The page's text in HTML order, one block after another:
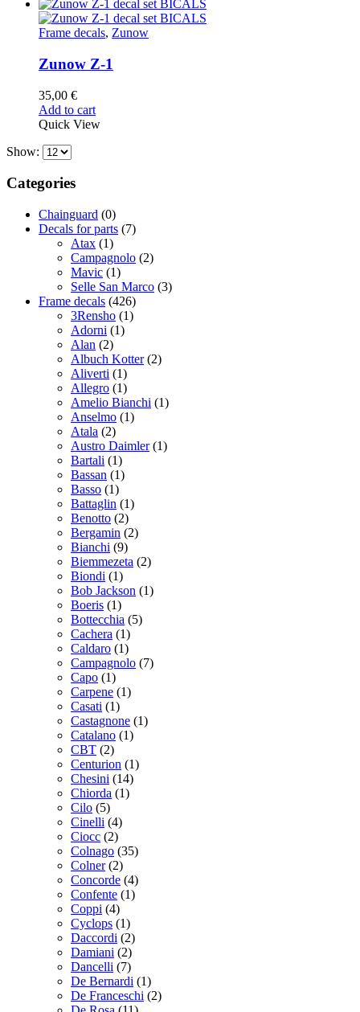
Frame decals, Zunow
Zunow Z-1
35,00 €
Add to cart
Quick View
Show:
Categories
Chainguard (0)
Decals for parts (7)
Atax (1)
Campagnolo (2)
Mavic (1)
Selle San Marco (3)
Frame decals (426)
3Rensho (1)
Adorni (1)
Alan (2)
Albuch Kotter (2)
Aliverti (1)
Allegro (1)
Amelio Bianchi (1)
Anselmo (1)
Atala (2)
Austro Daimler (1)
Bartali (1)
Bassan (1)
Basso (1)
Battaglin (1)
Benotto (2)
Bergamin (2)
Bianchi (9)
Biemmezeta (2)
Biondi (1)
Bob Jackson (1)
Boeris (1)
Bottecchia (5)
Cachera (1)
Caldaro (1)
Campagnolo (7)
Capo (1)
Carpene (1)
Casati (1)
Castagnone (1)
Catalano (1)
CBT (2)
Centurion (1)
Chesini (14)
Chiorda (1)
Cilo (5)
Cinelli (4)
Ciocc (2)
Colnago (35)
Colner (2)
Concorde (4)
Confente (1)
Coppi (4)
Cyclops (1)
Daccordi (2)
Damiani (2)
Dancelli (7)
De Bernardi (1)
De Franceschi (2)